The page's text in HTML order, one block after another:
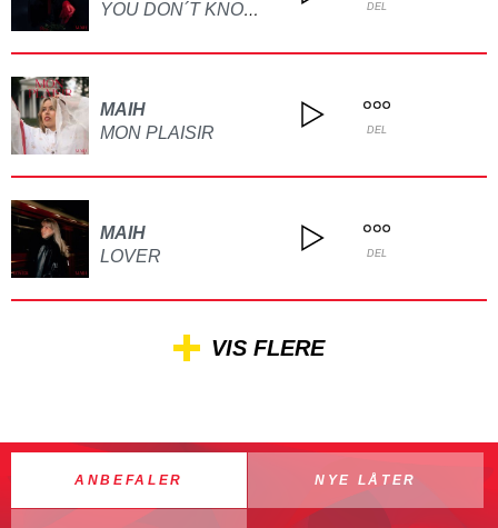
YOU DON´T KNOW ME ANYMORE DEL
MAIH
MON PLAISIR
DEL
MAIH
LOVER
DEL
VIS FLERE
ANBEFALER NYE LÅTER